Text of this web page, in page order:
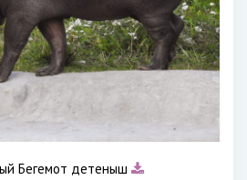
Бегемот детеныш